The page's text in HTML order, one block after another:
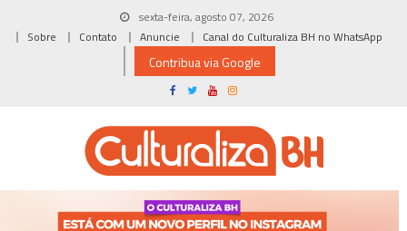
sexta-feira, agosto 07, 2026
Sobre
Contato Anuncie Canal do Culturaliza BH no WhatsApp
Contribua via Google